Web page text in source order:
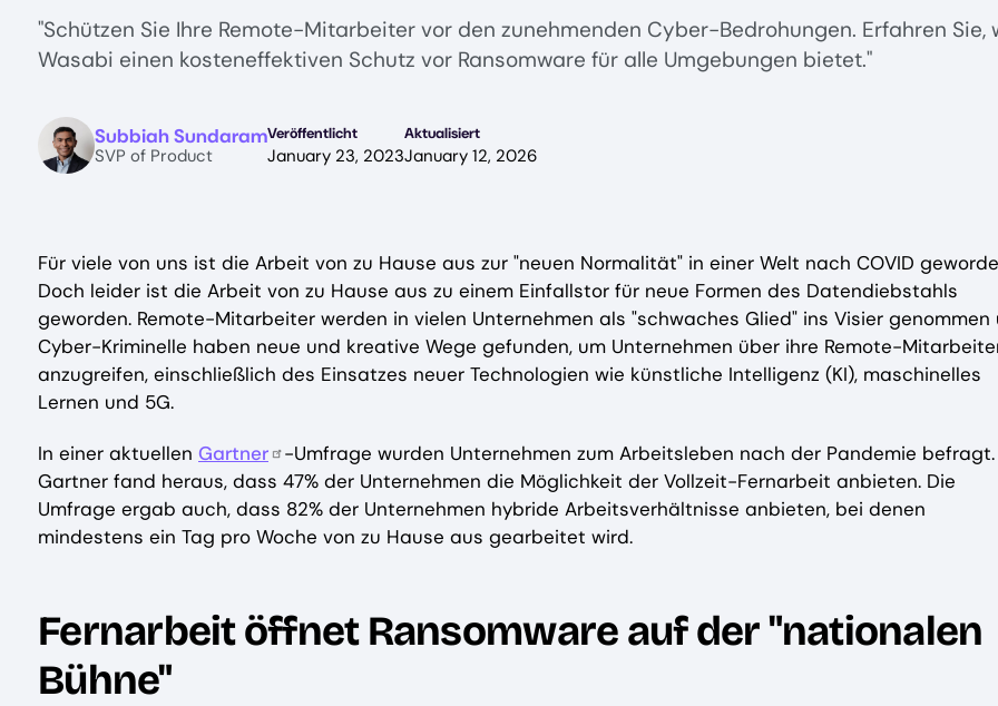
"Schützen Sie Ihre Remote-Mitarbeiter vor den zunehmenden Cyber-Bedrohungen. Erfahren
Wasabi einen kosteneffektiven Schutz vor Ransomware für alle Umgebungen bietet."
ImageSubbiah Sundaram
SVP of Product
Veröffentlicht
January 23, 2023
Aktualisiert
January 12, 2026
Für viele von uns ist die Arbeit von zu Hause aus zur "neuen Normalität" in einer Welt nach COVID
Doch leider ist die Arbeit von zu Hause aus zu einem Einfallstor für neue Formen des Datendiebstahls
geworden. Remote-Mitarbeiter werden in vielen Unternehmen als "schwaches Glied" ins Visier genommen
Cyber-Kriminelle haben neue und kreative Wege gefunden, um Unternehmen über ihre Remote-
anzugreifen, einschließlich des Einsatzes neuer Technologien wie künstliche Intelligenz (KI), maschinelles
Lernen und 5G.
In einer aktuellen Gartner
-Umfrage wurden Unternehmen zum Arbeitsleben nach der Pandemie befragt.
Gartner fand heraus, dass 47% der Unternehmen die Möglichkeit der Vollzeit-Fernarbeit anbieten. Die
Umfrage ergab auch, dass 82% der Unternehmen hybride Arbeitsverhältnisse anbieten, bei denen
mindestens ein Tag pro Woche von zu Hause aus gearbeitet wird.
Fernarbeit öffnet Ransomware auf der "nationalen
Bühne"